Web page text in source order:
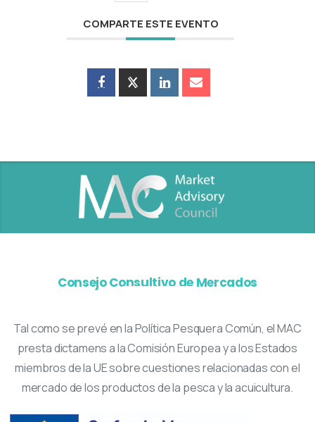
COMPARTE ESTE EVENTO
Consejo Consultivo de Mercados
Tal como se prevé en la Política Pesquera Común, el MAC
presta dictamens a la Comisión Europea y a los Estados
miembros de la UE sobre cuestiones relacionadas con el
mercado de los productos de la pesca y la acuicultura.